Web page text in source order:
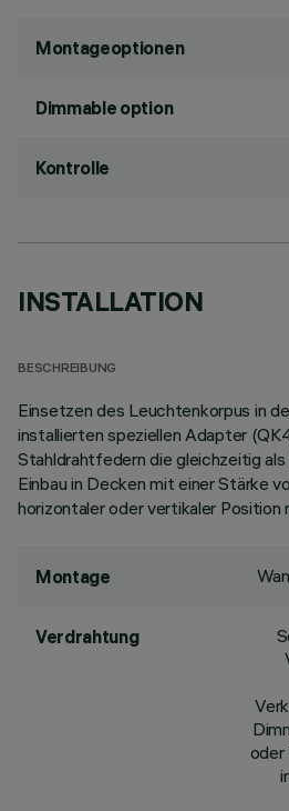
Montageoptionen
Dimmable option
Kontrolle
INSTALLATION
BESCHREIBUNG
Einsetzen des Leuchtenkorpus in
installierten speziellen Adapter
Stahldrahtfedern die gleichzeitig
Einbau in Decken mit einer Stärke
horizontaler oder vertikaler Position
Montage
Verdrahtung
oder